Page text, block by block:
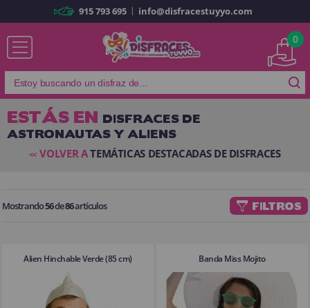
Ya soy cliente
Recordarme ¿Olvidó su contraseña?
Al crear una cuenta en disfracestuyyo.com
podrás realizar tus
compras rápidamente en nuestra tienda virtual, revisar el estado de tus
pedidos y consultar tus operaciones anteriores.
915 793 695 | info@disfracestuyyo.com
0
ESTÁS EN DISFRACES DE
ASTRONAUTAS Y ALIENS
<< VOLVER ATEMÁTICAS DESTACADAS DE DISFRACES
Mostrando56de86artículos FILTROS
Alien Hinchable Verde (85 cm) Banda Miss Mojito